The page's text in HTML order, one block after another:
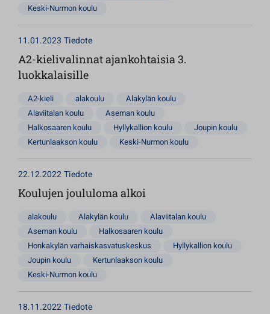
Keski-Nurmon koulu
11.01.2023 Tiedote
A2-kielivalinnat ajankohtaisia 3.
luokkalaisille
A2-kieli alakoulu
Alakylän koulu
Alaviitalan koulu
Aseman koulu
Halkosaaren koulu
Hyllykallion koulu
Joupin koulu
Kertunlaakson koulu
Keski-Nurmon koulu
22.12.2022Tiedote
Koulujen joululoma alkoi
alakoulu Alakylän koulu
Alaviitalan koulu
Aseman koulu
Halkosaaren koulu
Honkakylän varhaiskasvatuskeskus
Hyllykallion koulu
Joupin koulu
Kertunlaakson koulu
Keski-Nurmon koulu
18.11.2022Tiedote